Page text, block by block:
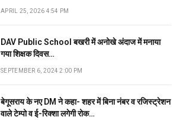
APRIL 25, 2026 4:54 PM
DAV Public School बखरी में अनोखे अंदाज में मनाया
गया शिक्षक दिवस…
SEPTEMBER 6, 2024 2:00 PM
बेगूसराय के नए DM ने कहा- शहर में बिना नंबर व रजिस्ट्रेशन
वाले टेम्पो व ई-रिक्शा लगेगी रोक…